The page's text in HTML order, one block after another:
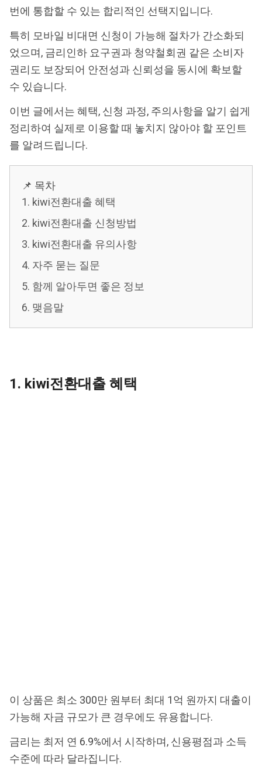
번에 통합할 수 있는 합리적인 선택지입니다.
특히 모바일 비대면 신청이 가능해 절차가 간소화되
었으며, 금리인하 요구권과 청약철회권 같은 소비자
권리도 보장되어 안전성과 신뢰성을 동시에 확보할
수 있습니다.
이번 글에서는 혜택, 신청 과정, 주의사항을 알기 쉽게
정리하여 실제로 이용할 때 놓치지 않아야 할 포인트
를 알려드립니다.
📌 목차
1. kiwi전환대출 혜택
2. kiwi전환대출 신청방법
3. kiwi전환대출 유의사항
4. 자주 묻는 질문
5. 함께 알아두면 좋은 정보
6. 맺음말
1. kiwi전환대출 혜택
이 상품은 최소 300만 원부터 최대 1억 원까지 대출이
가능해 자금 규모가 큰 경우에도 유용합니다.
금리는 최저 연 6.9%에서 시작하며, 신용평점과 소득
수준에 따라 달라집니다.